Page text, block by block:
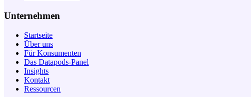
Unternehmen
Startseite
Über uns
Für Konsumenten
Das Datapods-Panel
Insights
Kontakt
Ressourcen